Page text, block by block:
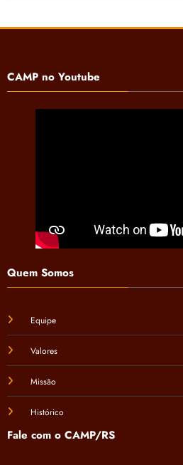
CAMP no Youtube
Quem Somos
Equipe
Valores
Missão
Histórico
Fale com o CAMP/RS